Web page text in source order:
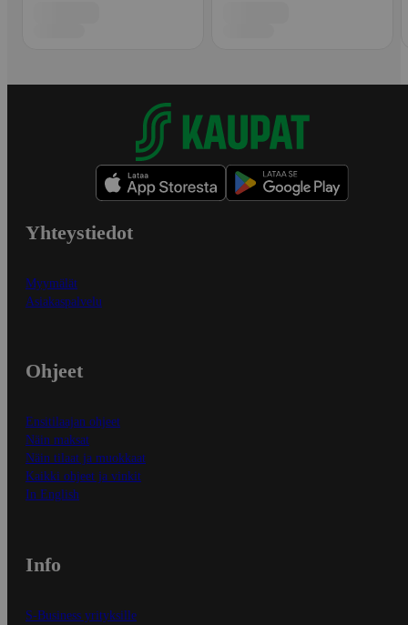
Yhteystiedot
Myymälät
Asiakaspalvelu
Ohjeet
Ensitilaajan ohjeet
Näin maksat
Näin tilaat ja muokkaat
Kaikki ohjeet ja vinkit
In English
Info
S-Business yrityksille